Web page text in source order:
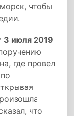
чтобы
3 июля 2019
где провел
что